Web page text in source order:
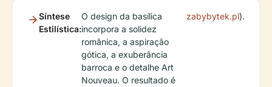
Síntese
Estilística:
O design da basílica
incorpora a solidez
românica, a aspiração
gótica, a exuberância
barroca e o detalhe Art
Nouveau. O resultado é
zabybytek.pl).